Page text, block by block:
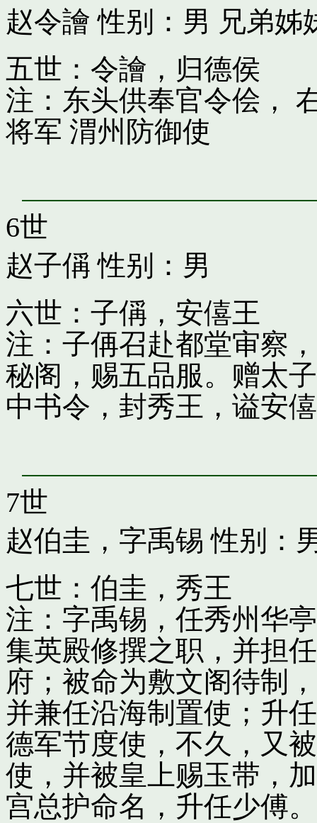
赵令譮 性别：男 兄弟姊
五世：令譮，归德侯
注：东头供奉官令侩，
将军 渭州防御使
6世
赵子偁 性别：男
六世：子偁，安僖王
注：子侢召赴都堂审察
秘阁，赐五品服。赠太
中书令，封秀王，谥安
7世
赵伯圭，字禹锡 性别：
七世：伯圭，秀王
注：字禹锡，任秀州华
集英殿修撰之职，并担
府；被命为敷文阁待制
并兼任沿海制置使；升
德军节度使，不久，又
使，并被皇上赐玉带，
宫总护命名，升任少傅